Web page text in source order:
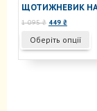
ЩОТИЖНЕВИК НА
1 095₴ Оригінальна
1
095 ₴.
449 ₴Поточна
449 ₴.
Оберіть опції